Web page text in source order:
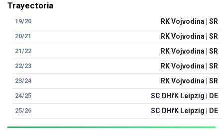
Trayectoria
19/20 RK Vojvodina | SR
20/21 RK Vojvodina | SR
21/22 RK Vojvodina | SR
22/23 RK Vojvodina | SR
23/24 RK Vojvodina | SR
24/25 SC DHfK Leipzig | DE
25/26 SC DHfK Leipzig | DE